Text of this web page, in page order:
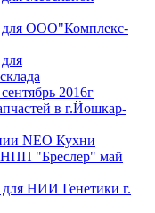
для ООО"Комплекс-
2016г
в г.Йошкар-
NEO Кухни
"Бреслер" май
НИИ Генетики г.